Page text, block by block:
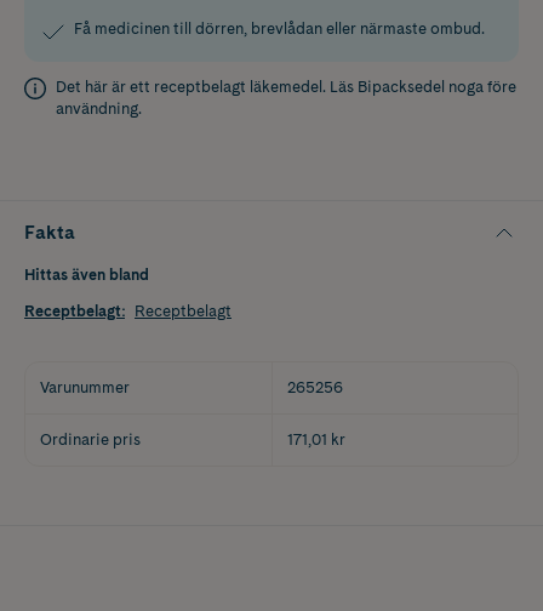
Få medicinen till dörren, brevlådan eller närmaste ombud.
Det här är ett receptbelagt läkemedel. Läs Bipacksedel noga före
användning.
Fakta
Hittas även bland
Receptbelagt: Receptbelagt
Varunummer 265256
Ordinarie pris 171,01 kr